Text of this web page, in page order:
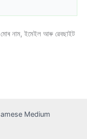
মোৰ নাম, ইমেইল আৰু ৱেবছাইট
Medium